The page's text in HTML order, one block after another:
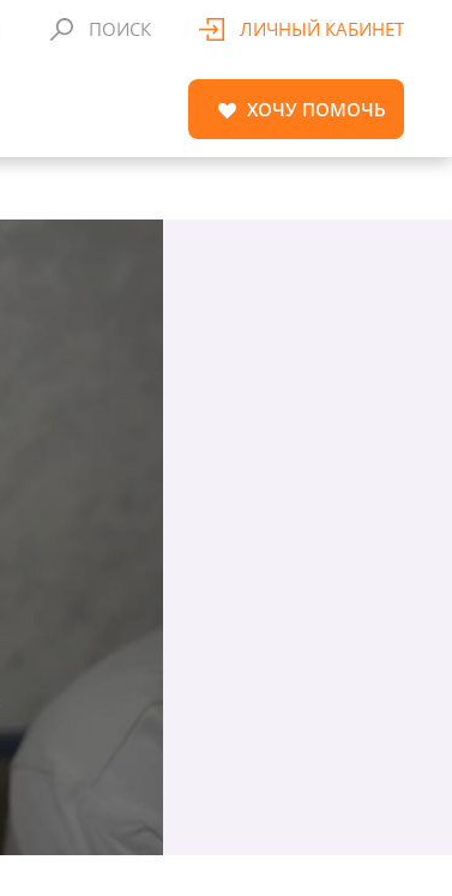
ПОИСК ЛИЧНЫЙ КАБИНЕТ
ХОЧУ ПОМОЧЬ